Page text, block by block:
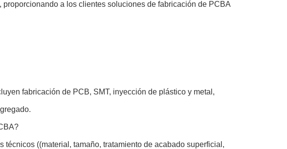
a los clientes soluciones de fabricación de PCBA
fabricación de PCB, SMT, inyección de plástico y metal,
técnicos ((material, tamaño, tratamiento de acabado superficial,